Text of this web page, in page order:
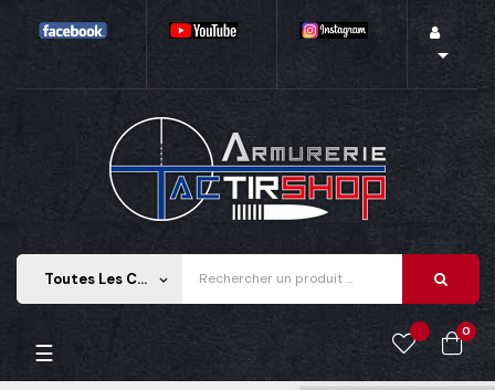

Toutes Les Catégories keyboard_arrow_down
0
Basculer
la
☰